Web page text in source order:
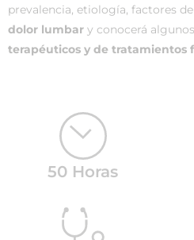
prevalencia, etiología, factores
dolor lumbar y conocerá
terapéuticos y de tratamientos
50 Horas